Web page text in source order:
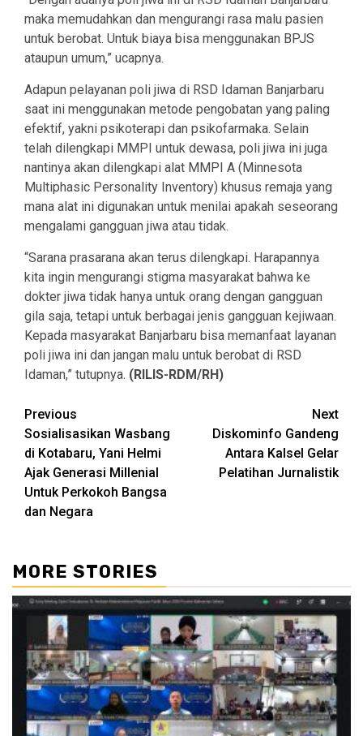
maka memudahkan dan mengurangi rasa malu pasien
untuk berobat. Untuk biaya bisa menggunakan BPJS
ataupun umum,” ucapnya.
Adapun pelayanan poli jiwa di RSD Idaman Banjarbaru
saat ini menggunakan metode pengobatan yang paling
efektif, yakni psikoterapi dan psikofarmaka. Selain
telah dilengkapi MMPI untuk dewasa, poli jiwa ini juga
nantinya akan dilengkapi alat MMPI A (Minnesota
Multiphasic Personality Inventory) khusus remaja yang
mana alat ini digunakan untuk menilai apakah seseorang
mengalami gangguan jiwa atau tidak.
“Sarana prasarana akan terus dilengkapi. Harapannya
kita ingin mengurangi stigma masyarakat bahwa ke
dokter jiwa tidak hanya untuk orang dengan gangguan
gila saja, tetapi untuk berbagai jenis gangguan kejiwaan.
Kepada masyarakat Banjarbaru bisa memanfaat layanan
poli jiwa ini dan jangan malu untuk berobat di RSD
Idaman,” tutupnya. (RILIS-RDM/RH)
Continue
Reading
Previous
Sosialisasikan Wasbang
di Kotabaru, Yani Helmi
Ajak Generasi Millenial
Untuk Perkokoh Bangsa
dan Negara
Next
Diskominfo Gandeng
Antara Kalsel Gelar
Pelatihan Jurnalistik
MORE STORIES